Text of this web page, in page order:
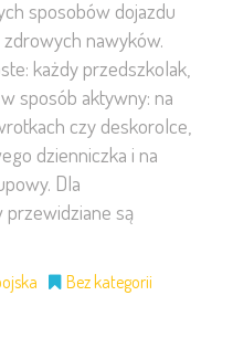
sposobów dojazdu
nawyków.
każdy przedszkolak,
sposób aktywny: na
czy deskorolce,
dzienniczka i na
Dla
są
Bez kategorii